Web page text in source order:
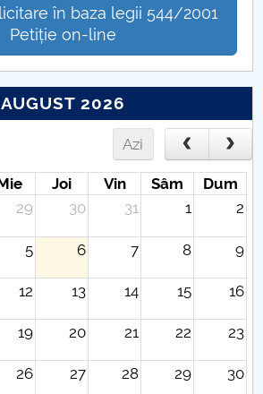
în baza legii 544/2001
Petiție on-line
AUGUST 2026
Azi
Joi Vin Sâm
Dum
29 30 31 1 2
5 6 7 8 9
12 13 14 15 16
19 20 21 22 23
26 27 28 29 30